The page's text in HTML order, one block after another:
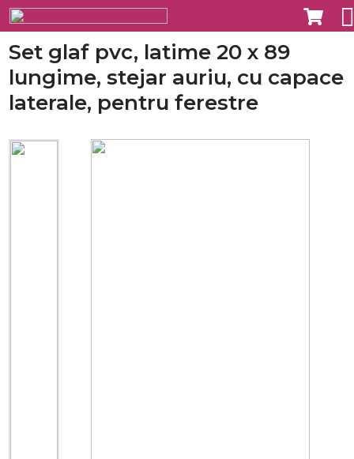
Set glaf pvc, latime 20 x 89
lungime, stejar auriu, cu capace
laterale, pentru ferestre